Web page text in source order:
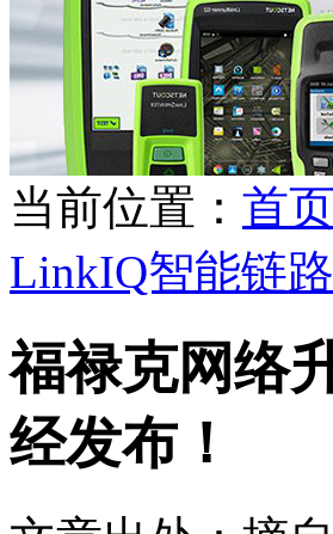
当前位置： 首页
LinkIQ智能链
福禄克网络
经发布！